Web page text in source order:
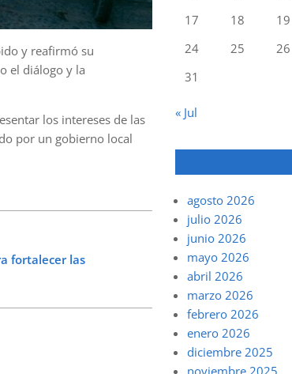
y reafirmó su
el diálogo y la
los intereses de las
por un gobierno local
fortalecer las
17
18 19
24
25 26
31
« Jul
agosto 2026
julio 2026
junio 2026
mayo 2026
abril 2026
marzo 2026
febrero 2026
enero 2026
diciembre 2025
noviembre 2025